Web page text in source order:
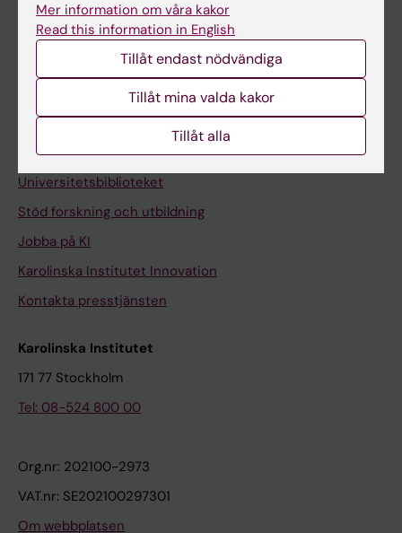
Student på KI
Medarbetare
Medarbetarportalen
Kontakta och besök KI
Universitetsbiblioteket
Stöd forskning och utbildning
Jobba på KI
Karolinska Institutet Innovation
Kontakta presstjänsten
Karolinska Institutet
171 77 Stockholm
Tel: 08-524 800 00
Org.nr: 202100-2973
VAT.nr: SE202100297301
Om webbplatsen
Mer information om våra kakor
Read this information in English
Tillåt endast nödvändiga
Tillåt mina valda kakor
Tillåt alla